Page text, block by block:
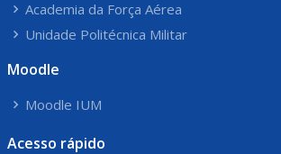
Academia da Força Aérea
Unidade Politécnica Militar
Moodle
Moodle IUM
Acesso rápido